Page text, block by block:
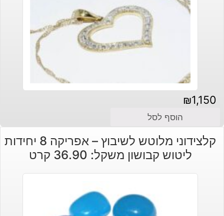
₪1,150
הוסף לסל
קלצידוני מלוטש לשיבוץ – אפריקה 8 יחידות
ליטוש קבושון משקל: 36.90 קרט